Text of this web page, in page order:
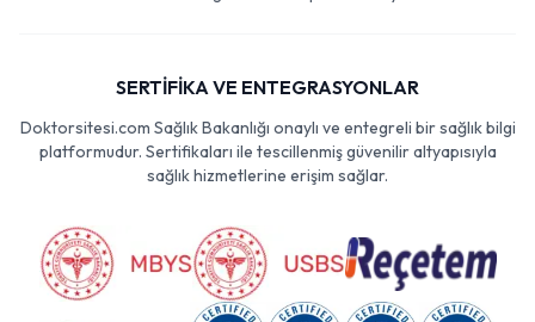
SERTİFİKA VE ENTEGRASYONLAR
Doktorsitesi.com Sağlık Bakanlığı onaylı ve entegreli bir sağlık bilgi
platformudur. Sertifikaları ile tescillenmiş güvenilir altyapısıyla
sağlık hizmetlerine erişim sağlar.